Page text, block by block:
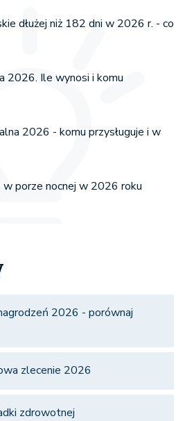
dłużej niż 182 dni w 2026 r. - co
2026. Ile wynosi i komu
2026 - komu przysługuje i w
w porze nocnej w 2026 roku
2026 - porównaj
zlecenie 2026
zdrowotnej